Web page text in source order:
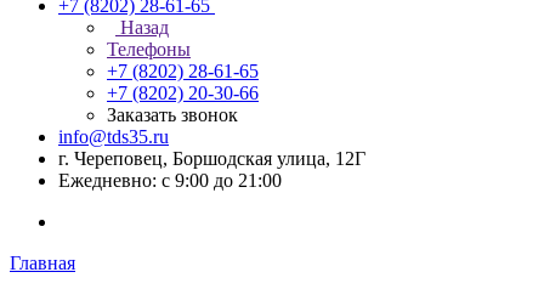
+7 (8202) 28‑61-65
Назад
Телефоны
+7 (8202) 28‑61-65
+7 (8202) 20‑30-66
Заказать звонок
info@tds35.ru
г. Череповец, Боршодская улица, 12Г
Ежедневно: с 9:00 до 21:00
Главная